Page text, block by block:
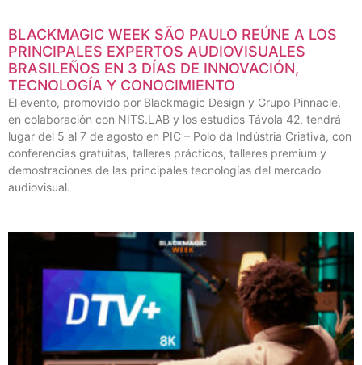
BLACKMAGIC WEEK SÃO PAULO REÚNE A LOS
PRINCIPALES EXPERTOS AUDIOVISUALES
BRASILEÑOS EN 3 DÍAS DE INNOVACIÓN,
TECNOLOGÍA Y CONOCIMIENTO
El evento, promovido por Blackmagic Design y Grupo Pinnacle,
en colaboración con NITS.LAB y los estudios Távola 42, tendrá
lugar del 5 al 7 de agosto en PIC – Polo da Indústria Criativa, con
conferencias gratuitas, talleres prácticos, talleres premium y
demostraciones de las principales tecnologías del mercado
audiovisual.